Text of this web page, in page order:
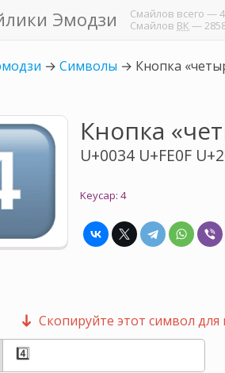
Эмодзи Смайлов всего —
Смайлов ВК —
→ Символы → Кнопка
Кнопка
U+0034 U+FE0F
Keycap: 4
Скопируйте этот символ для